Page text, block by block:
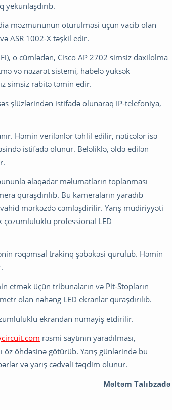
yekunlaşdırıb.
məzmununun ötürülməsi üçün vacib olan
ASR 1002-X təşkil edir.
o cümlədən, Cisco AP 2702 simsiz daxilolma
və nəzarət sistemi, habelə yüksək
simsiz rabitə təmin edir.
şlüzlərindən istifadə olunaraq IP-telefoniya,
Həmin verilənlər təhlil edilir, nəticələr isə
istifadə olunur. Beləliklə, əldə edilən
əlaqədar məlumatların toplanması
quraşdırılıb. Bu kameraların yaradıb
mərkəzdə cəmləşdirilir. Yarış müdiriyyəti
professional LED
rəqəmsal trakinq şəbəkəsi qurulub. Həmin
etmək üçün tribunaların və Pit-Stopların
olan nəhəng LED ekranlar quraşdırılıb.
ekrandan nümayiş etdirilir.
rəsmi saytının yaradılması,
öhdəsinə götürüb. Yarış günlərində bu
və yarış cədvəli təqdim olunur.
Məltəm Talıbzadə